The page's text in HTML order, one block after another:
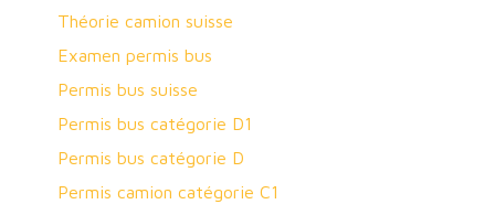
Théorie camion suisse
Examen permis bus
Permis bus suisse
Permis bus catégorie D1
Permis bus catégorie D
Permis camion catégorie C1